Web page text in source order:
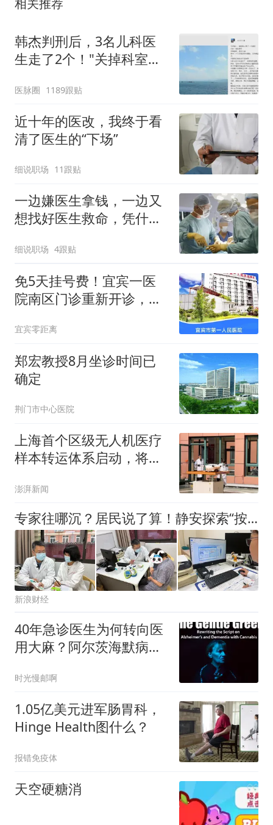
韩杰判刑后，3名儿科医
生走了2个！"关掉科室，
医脉圈 1189跟贴
近十年的医改，我终于看
清了医生的“下场”
细说职场 11跟贴
一边嫌医生拿钱，一边又
想找好医生救命，凭什
细说职场 4跟贴
免5天挂号费！宜宾一医
院南区门诊重新开诊，时
宜宾零距离
郑宏教授8月坐诊时间已
确定
荆门市中心医院
上海首个区级无人机医疗
样本转运体系启动，将提
澎湃新闻
专家往哪沉？居民说了算！静安探索“按需下沉”式就医服务新路径
新浪财经
40年急诊医生为何转向医
用大麻？阿尔茨海默病照
时光慢邮啊
1.05亿美元进军肠胃科，
Hinge Health图什么？
报错免疫体
天空硬糖消